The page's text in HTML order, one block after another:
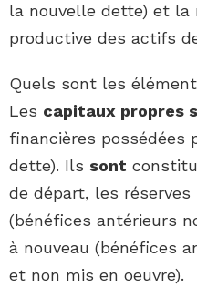
la nouvelle dette) et la
productive des actifs
Quels sont les
Les capitaux propres
financières possédées
dette). Ils sont
de départ, les
(bénéfices antérieurs
à nouveau (bénéfices
et non mis en oeuvre).